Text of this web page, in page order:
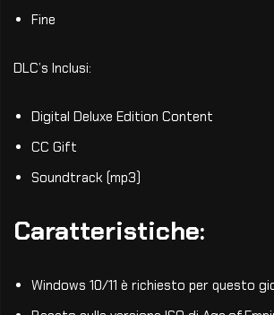
Fine
DLC’s Inclusi:
Digital Deluxe Edition Content
CC Gift
Soundtrack (mp3)
Caratteristiche:
Windows 10/11 è richiesto per questo